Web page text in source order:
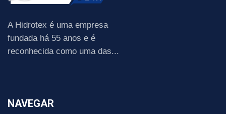
A Hidrotex é uma empresa
fundada há 55 anos e é
reconhecida como uma das...
NAVEGAR